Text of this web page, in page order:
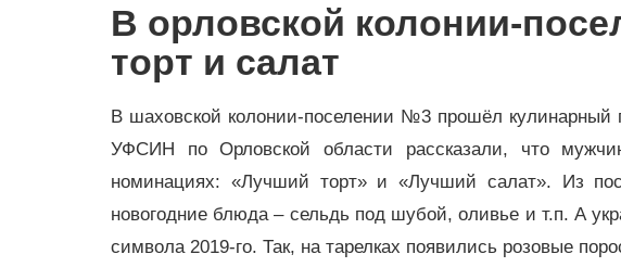
В орловской колонии-
торт и салат
В шаховской колонии-поселении №3 прошёл
УФСИН по Орловской области рассказали, что
номинациях: «Лучший торт» и «Лучший салат». Из
новогодние блюда – сельдь под шубой, оливье и т.п. А
символа 2019-го. Так, на тарелках появились розовые